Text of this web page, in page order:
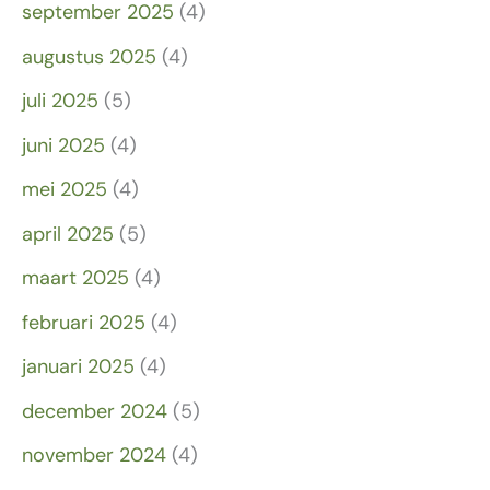
september 2025 (4)
augustus 2025 (4)
juli 2025 (5)
juni 2025 (4)
mei 2025 (4)
april 2025 (5)
maart 2025 (4)
februari 2025 (4)
januari 2025 (4)
december 2024 (5)
november 2024 (4)